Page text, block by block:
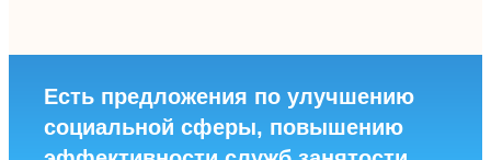
Есть предложения по улучшению
социальной сферы, повышению